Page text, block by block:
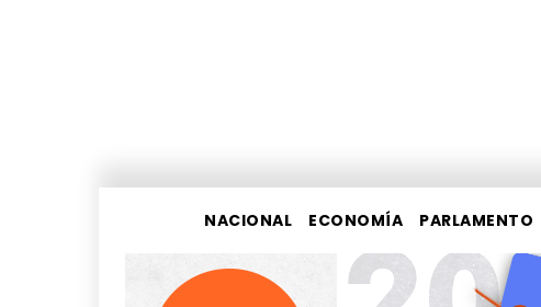
NACIONAL ECONOMÍA PARLAMENTO